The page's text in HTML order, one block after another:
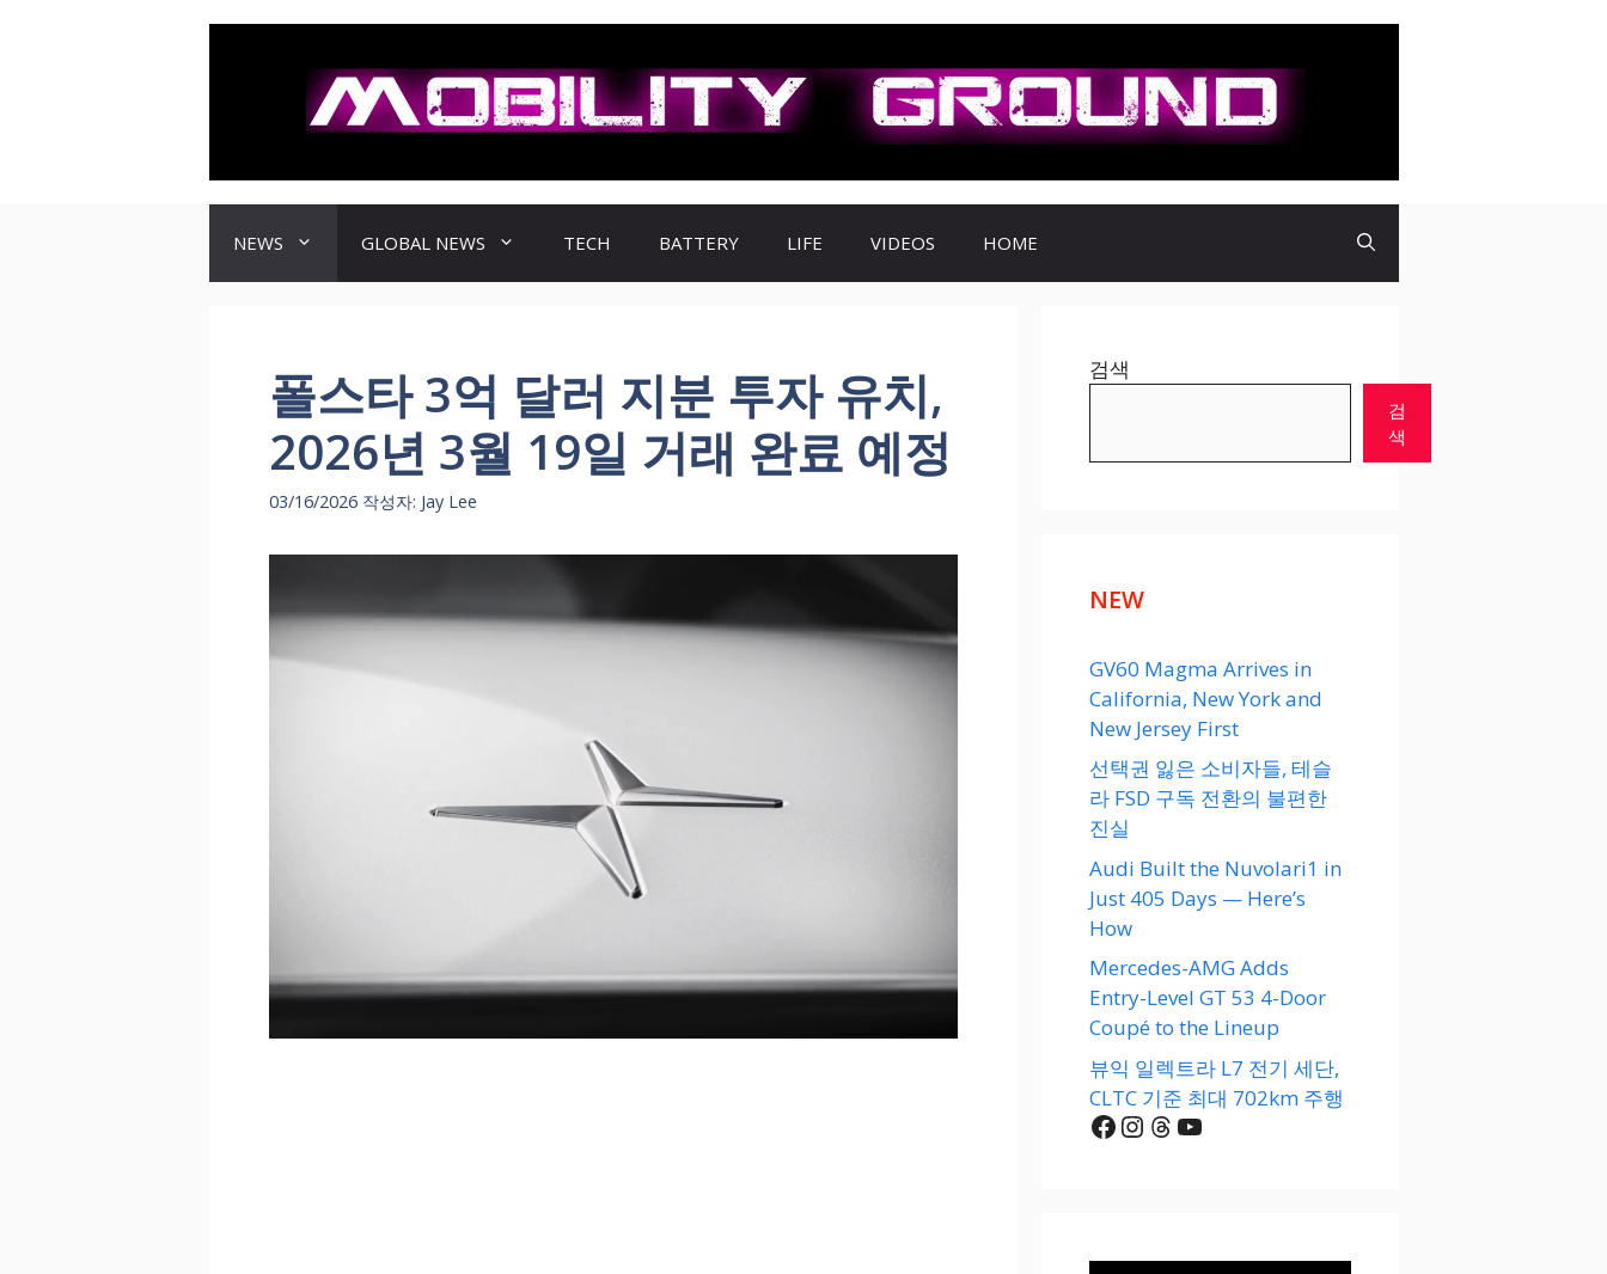
NEWS GLOBAL NEWS TECH BATTERY LIFE VIDEOS HOME
폴스타 3억 달러 지분 투자 유치,
2026년 3월 19일 거래 완료 예정
03/16/2026 작성자: Jay Lee
검색
검
색
NEW
GV60 Magma Arrives in
California, New York and
New Jersey First
선택권 잃은 소비자들, 테슬
라 FSD 구독 전환의 불편한
진실
Audi Built the Nuvolari1 in
Just 405 Days — Here’s
How
Mercedes-AMG Adds
Entry-Level GT 53 4-Door
Coupé to the Lineup
뷰익 일렉트라 L7 전기 세단,
CLTC 기준 최대 702km 주행
Facebook
Instagram
Threads
YouTube